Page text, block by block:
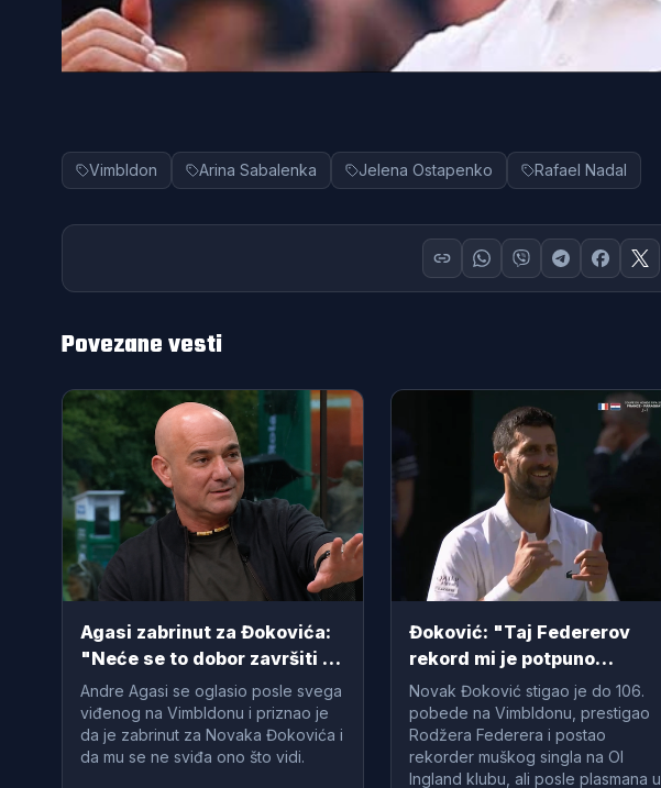
Vimbldon Arina Sabalenka Jelena Ostapenko Rafael Nadal
Povezane vesti
Agasi zabrinut za Đokovića:
"Neće se to dobor završiti za
njega"
Andre Agasi se oglasio posle svega
viđenog na Vimbldonu i priznao je
da je zabrinut za Novaka Đokovića i
da mu se ne sviđa ono što vidi.
Đoković: "Taj Federerov
rekord mi je potpuno
nevažan"
Novak Đoković stigao je do 106.
pobede na Vimbldonu, prestigao
Rodžera Federera i postao
rekorder muškog singla na Ol
Ingland klubu, ali posle plasmana u